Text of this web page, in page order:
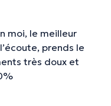
moi, le meilleur
prends le
très doux et